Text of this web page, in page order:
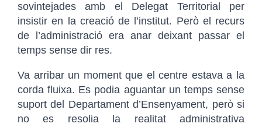
sovintejades amb el Delegat Territorial per
insistir en la creació de l’institut. Però el recurs
de l’administració era anar deixant passar el
temps sense dir res.
Va arribar un moment que el centre estava a la
corda fluixa. Es podia aguantar un temps sense
suport del Departament d’Ensenyament, però si
no es resolia la realitat administrativa